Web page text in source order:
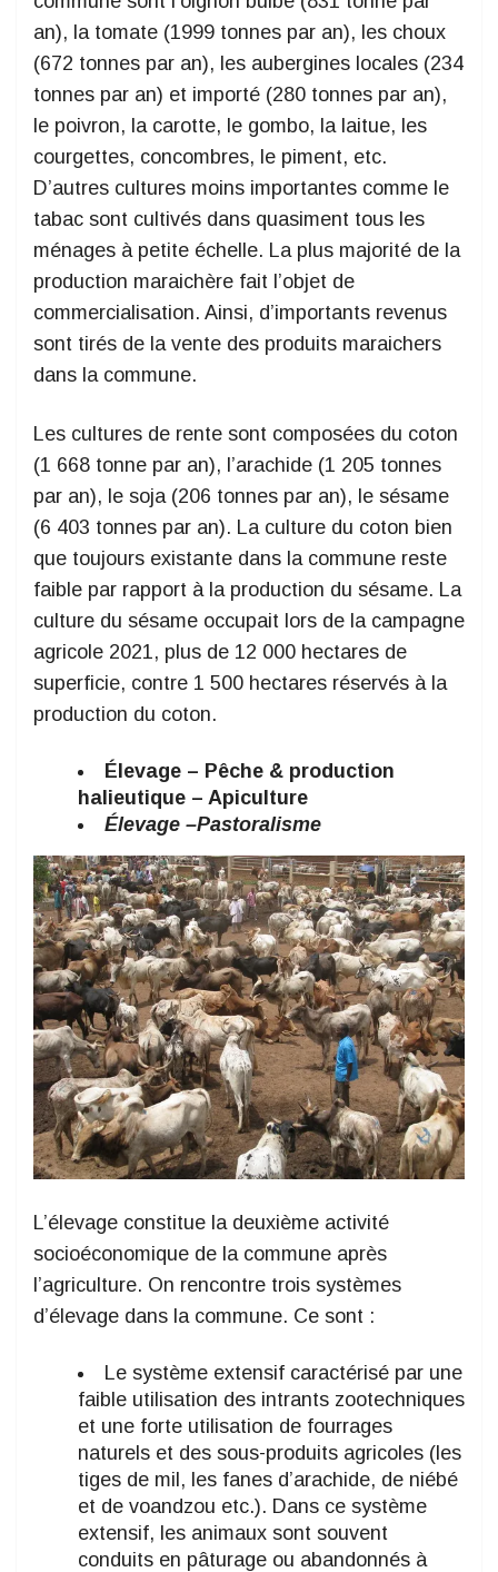
an), la tomate (1999 tonnes par an), les choux
(672 tonnes par an), les aubergines locales (234
tonnes par an) et importé (280 tonnes par an),
le poivron, la carotte, le gombo, la laitue, les
courgettes, concombres, le piment, etc.
D’autres cultures moins importantes comme le
tabac sont cultivés dans quasiment tous les
ménages à petite échelle. La plus majorité de la
production maraichère fait l’objet de
commercialisation. Ainsi, d’importants revenus
sont tirés de la vente des produits maraichers
dans la commune.
Les cultures de rente sont composées du coton
(1 668 tonne par an), l’arachide (1 205 tonnes
par an), le soja (206 tonnes par an), le sésame
(6 403 tonnes par an). La culture du coton bien
que toujours existante dans la commune reste
faible par rapport à la production du sésame. La
culture du sésame occupait lors de la campagne
agricole 2021, plus de 12 000 hectares de
superficie, contre 1 500 hectares réservés à la
production du coton.
Élevage – Pêche & production
halieutique – Apiculture
Élevage –Pastoralisme
L’élevage constitue la deuxième activité
socioéconomique de la commune après
l’agriculture. On rencontre trois systèmes
d’élevage dans la commune. Ce sont :
Le système extensif caractérisé par une
faible utilisation des intrants zootechniques
et une forte utilisation de fourrages
naturels et des sous-produits agricoles (les
tiges de mil, les fanes d’arachide, de niébé
et de voandzou etc.). Dans ce système
extensif, les animaux sont souvent
conduits en pâturage ou abandonnés à